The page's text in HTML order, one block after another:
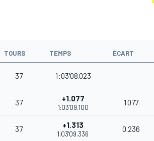
TOURS TEMPS ÉCART
37 1:03'08.023
37 +1.077
1:03'09.100
1.077
37 +1.313
1:03'09.336
0.236